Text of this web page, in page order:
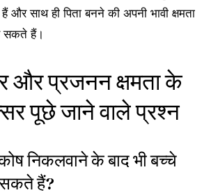
साथ ही पिता बनने की अपनी भावी क्षमता
सकते हैं।
और प्रजनन क्षमता के
पूछे जाने वाले प्रश्न
निकलवाने के बाद भी बच्चे
सकते हैं?